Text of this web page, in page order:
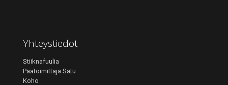
Yhteystiedot
Stiiknafuulia
Päätoimittaja Satu
Koho